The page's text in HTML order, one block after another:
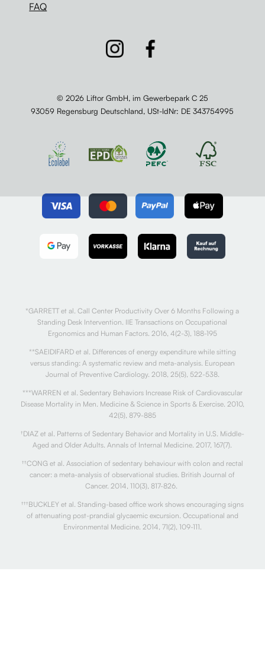
FAQ
© 2026 Liftor GmbH, im Gewerbepark C 25
93059 Regensburg Deutschland, USt-IdNr: DE 343754995
*GARRETT et al. Call Center Productivity Over 6 Months Following a
Standing Desk Intervention. IIE Transactions on Occupational
Ergonomics and Human Factors. 2016, 4(2-3), 188-195
**SAEIDIFARD et al. Differences of energy expenditure while sitting
versus standing: A systematic review and meta-analysis. European
Journal of Preventive Cardiology. 2018, 25(5), 522-538.
***WARREN et al. Sedentary Behaviors Increase Risk of Cardiovascular
Disease Mortality in Men. Medicine & Science in Sports & Exercise. 2010,
42(5), 879-885
†DIAZ et al. Patterns of Sedentary Behavior and Mortality in U.S. Middle-
Aged and Older Adults. Annals of Internal Medicine. 2017, 167(7).
††CONG et al. Association of sedentary behaviour with colon and rectal
cancer: a meta-analysis of observational studies. British Journal of
Cancer. 2014, 110(3), 817-826.
†††BUCKLEY et al. Standing-based office work shows encouraging signs
of attenuating post-prandial glycaemic excursion. Occupational and
Environmental Medicine. 2014, 71(2), 109-111.